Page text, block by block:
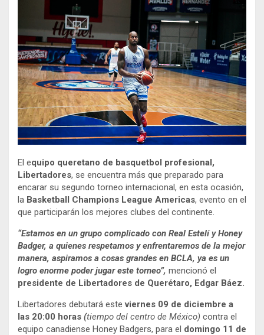
El equipo queretano de basquetbol profesional,
Libertadores, se encuentra más que preparado para
encarar su segundo torneo internacional, en esta ocasión,
la Basketball Champions League Americas, evento en el
que participarán los mejores clubes del continente.
“Estamos en un grupo complicado con Real Estelí y Honey
Badger, a quienes respetamos y enfrentaremos de la mejor
manera, aspiramos a cosas grandes en BCLA, ya es un
logro enorme poder jugar este torneo”, mencionó el
presidente de Libertadores de Querétaro, Edgar Báez.
Libertadores debutará esteviernes 09 de diciembre a
las 20:00 horas (tiempo del centro de México) contra el
equipo canadiense Honey Badgers, para el domingo 11 de